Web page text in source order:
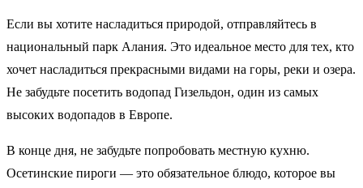
Если вы хотите насладиться природой, отправляйтесь в
национальный парк Алания. Это идеальное место для тех, кто
хочет насладиться прекрасными видами на горы, реки и озера.
Не забудьте посетить водопад Гизельдон, один из самых
высоких водопадов в Европе.
В конце дня, не забудьте попробовать местную кухню.
Осетинские пироги — это обязательное блюдо, которое вы